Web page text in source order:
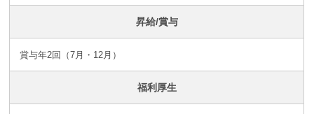
昇給/賞与
賞与年2回（7月・12月）
福利厚生